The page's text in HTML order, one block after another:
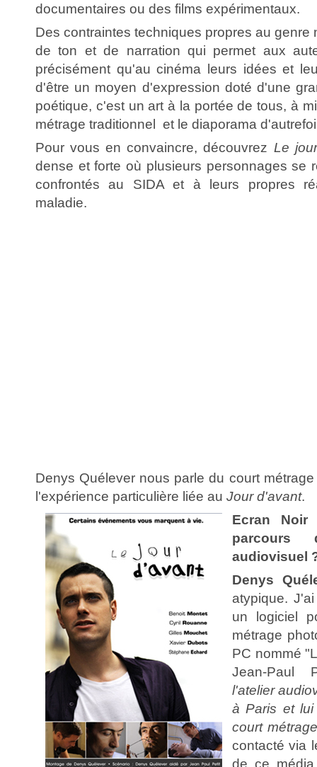
documentaires ou des films expérimentaux.
Des contraintes techniques propres au genre
de ton et de narration qui permet aux
précisément qu'au cinéma leurs idées et
d'être un moyen d'expression doté d'une
poétique, c'est un art à la portée de tous, à
métrage traditionnel et le diaporama
Pour vous en convaincre, découvrez Le
dense et forte où plusieurs personnages se
confrontés au SIDA et à leurs propres
maladie.
Denys Quélever nous parle du court
l'expérience particulière liée au Jour d'avant.
Ecran
parcours
audiovisuel
Denys
atypique.
un logiciel
métrage
PC nommé
Jean-Paul
l'atelier
à Paris et
court
contacté via
de ce média